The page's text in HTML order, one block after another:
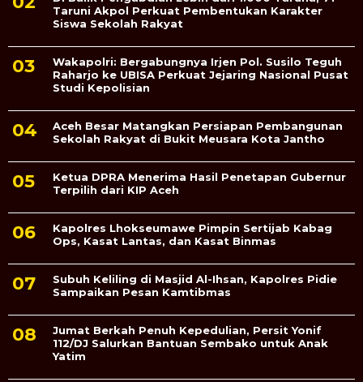
Taruni Akpol Perkuat Pembentukan Karakter
Siswa Sekolah Rakyat
Wakapolri: Bergabungnya Irjen Pol. Susilo Teguh
Raharjo ke UBISA Perkuat Jejaring Nasional Pusat
Studi Kepolisian
Aceh Besar Matangkan Persiapan Pembangunan
Sekolah Rakyat di Bukit Meusara Kota Jantho
Ketua DPRA Menerima Hasil Penetapan Gubernur
Terpilih dari KIP Aceh
Kapolres Lhokseumawe Pimpin Sertijab Kabag
Ops, Kasat Lantas, dan Kasat Binmas
Subuh Keliling di Masjid Al-Ihsan, Kapolres Pidie
Sampaikan Pesan Kamtibmas
Jumat Berkah Penuh Kepedulian, Persit Yonif
112/DJ Salurkan Bantuan Sembako untuk Anak
Yatim